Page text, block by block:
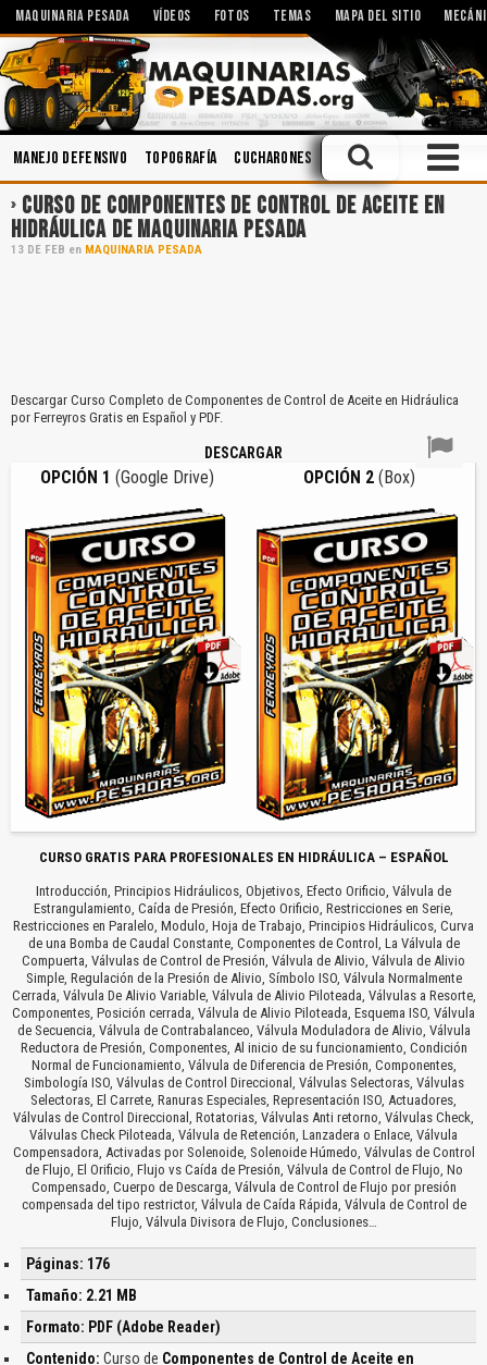
MAQUINARIA PESADA VÍDEOS FOTOS TEMAS MAPA DEL SITIO
Manejo Defensivo Topografía Cucharones Hidráulica Ingeniería
CURSO DE COMPONENTES DE CONTROL DE ACEITE EN
HIDRÁULICA DE MAQUINARIA PESADA
13 DE FEB en MAQUINARIA PESADA
Descargar Curso Completo de Componentes de Control de Aceite en Hidráulica
por Ferreyros Gratis en Español y PDF.
DESCARGAR
OPCIÓN 1 (Google Drive) OPCIÓN 2(Box)
CURSO GRATIS PARA PROFESIONALES EN HIDRÁULICA – ESPAÑOL
Introducción, Principios Hidráulicos, Objetivos, Efecto Orificio, Válvula de
Estrangulamiento, Caída de Presión, Efecto Orificio, Restricciones en Serie,
Restricciones en Paralelo, Modulo, Hoja de Trabajo, Principios Hidráulicos, Curva
de una Bomba de Caudal Constante, Componentes de Control, La Válvula de
Compuerta, Válvulas de Control de Presión, Válvula de Alivio, Válvula de Alivio
Simple, Regulación de la Presión de Alivio, Símbolo ISO, Válvula Normalmente
Cerrada, Válvula De Alivio Variable, Válvula de Alivio Piloteada, Válvulas a Resorte,
Componentes, Posición cerrada, Válvula de Alivio Piloteada, Esquema ISO, Válvula
de Secuencia, Válvula de Contrabalanceo, Válvula Moduladora de Alivio, Válvula
Reductora de Presión, Componentes, Al inicio de su funcionamiento, Condición
Normal de Funcionamiento, Válvula de Diferencia de Presión, Componentes,
Simbología ISO, Válvulas de Control Direccional, Válvulas Selectoras, Válvulas
Selectoras, El Carrete, Ranuras Especiales, Representación ISO, Actuadores,
Válvulas de Control Direccional, Rotatorias, Válvulas Anti retorno, Válvulas Check,
Válvulas Check Piloteada, Válvula de Retención, Lanzadera o Enlace, Válvula
Compensadora, Activadas por Solenoide, Solenoide Húmedo, Válvulas de Control
de Flujo, El Orificio, Flujo vs Caída de Presión, Válvula de Control de Flujo, No
Compensado, Cuerpo de Descarga, Válvula de Control de Flujo por presión
compensada del tipo restrictor, Válvula de Caída Rápida, Válvula de Control de
Flujo, Válvula Divisora de Flujo, Conclusiones…
Páginas: 176
Tamaño: 2.21 MB
Formato: PDF (Adobe Reader)
Contenido: Curso de Componentes de Control de Aceite en